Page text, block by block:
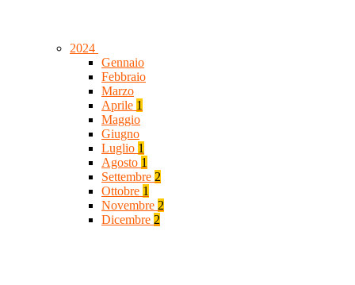
2024
Gennaio
Febbraio
Marzo
Aprile 1
Maggio
Giugno
Luglio 1
Agosto 1
Settembre 2
Ottobre 1
Novembre 2
Dicembre 2